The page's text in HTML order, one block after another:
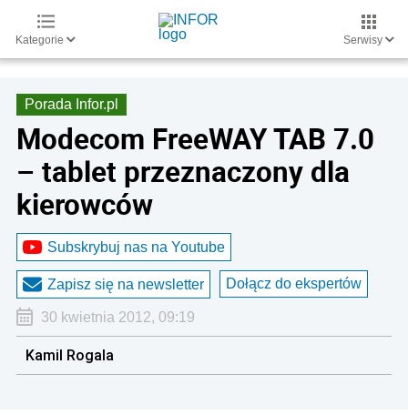
Kategorie Serwisy
Porada Infor.pl
Modecom FreeWAY TAB 7.0
– tablet przeznaczony dla
kierowców
Subskrybuj nas na Youtube
Zapisz się na newsletter Dołącz do ekspertów
30 kwietnia 2012, 09:19
Kamil Rogala